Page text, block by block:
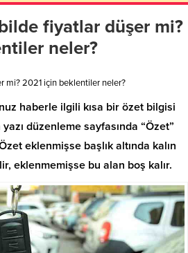
fiyatlar düşer mi?
neler?
mi? 2021 için beklentiler neler?
haberle ilgili kısa bir özet bilgisi
düzenleme sayfasında “Özet”
eklenmişse başlık altında kalın
eklenmemişse bu alan boş kalır.